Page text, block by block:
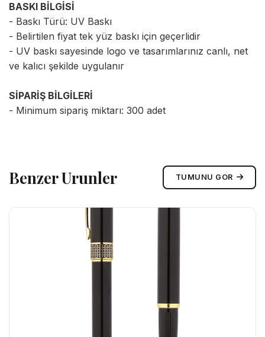
BASKI BİLGİSİ
- Baskı Türü: UV Baskı
- Belirtilen fiyat tek yüz baskı için geçerlidir
- UV baskı sayesinde logo ve tasarımlarınız canlı, net
ve kalıcı şekilde uygulanır
SİPARİŞ BİLGİLERİ
- Minimum sipariş miktarı: 300 adet
Benzer Urunler TUMUNU GOR